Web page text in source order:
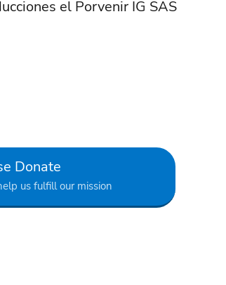
el Porvenir IG SAS
Donate
us fulfill our mission